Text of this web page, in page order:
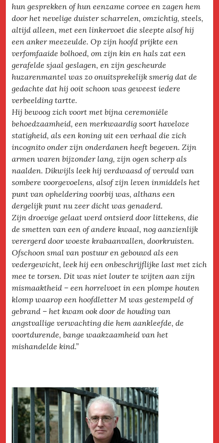
hun gesprekken of hun eenzame corvee en zagen hem
door het nevelige duister scharrelen, omzichtig, steels,
altijd alleen, met een linkervoet die sleepte alsof hij
een anker meezeulde. Op zijn hoofd prijkte een
verfomfaaide bolhoed, om zijn kin en hals zat een
gerafelde sjaal geslagen, en zijn gescheurde
huzarenmantel was zo onuitsprekelijk smerig dat de
gedachte dat hij ooit schoon was geweest iedere
verbeelding tartte.
Hij bewoog zich voort met bijna ceremoniële
behoedzaamheid, een merkwaardig soort haveloze
statigheid, als een koning uit een verhaal die zich
incognito onder zijn onderdanen heeft begeven. Zijn
armen waren bijzonder lang, zijn ogen scherp als
naalden. Dikwijls leek hij verdwaasd of vervuld van
sombere voorgevoelens, alsof zijn leven inmiddels het
punt van opheldering voorbij was, althans een
dergelijk punt nu zeer dicht was genaderd.
Zijn droevige gelaat werd ontsierd door littekens, die
de smetten van een of andere kwaal, nog aanzienlijk
verergerd door woeste krabaanvallen, doorkruisten.
Ofschoon smal van postuur en gebouwd als een
vedergewicht, leek hij een onbeschrijflijke last met zich
mee te torsen. Dit was niet louter te wijten aan zijn
mismaaktheid – een horrelvoet in een plompe houten
klomp waarop een hoofdletter M was gestempeld of
gebrand – het kwam ook door de houding van
angstvallige verwachting die hem aankleefde, de
voortdurende, bange waakzaamheid van het
mishandelde kind.”